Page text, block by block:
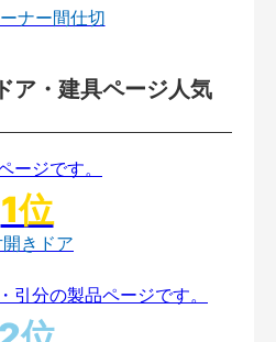
ナー間仕切
ア・建具ページ人気
開きドア